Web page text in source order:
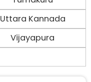
Uttara Kannada
Vijayapura